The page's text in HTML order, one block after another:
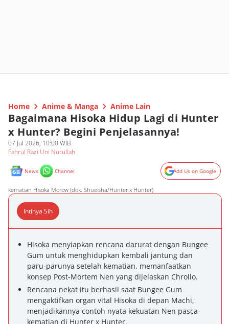
Home Anime & Manga Anime Lain
Bagaimana Hisoka Hidup Lagi di Hunter
x Hunter? Begini Penjelasannya!
07 Jul 2026, 10:00 WIB
Fahrul Razi Uni Nurullah
News Channel Add Us on Google
kematian Hisoka Morow (dok. Shueisha/Hunter x Hunter)
Intinya Sih
Hisoka menyiapkan rencana darurat dengan Bungee
Gum untuk menghidupkan kembali jantung dan
paru-parunya setelah kematian, memanfaatkan
konsep Post-Mortem Nen yang dijelaskan Chrollo.
Rencana nekat itu berhasil saat Bungee Gum
mengaktifkan organ vital Hisoka di depan Machi,
menjadikannya contoh nyata kekuatan Nen pasca-
kematian di Hunter x Hunter.